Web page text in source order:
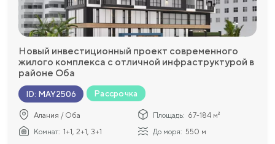
Новый инвестиционный проект современного
жилого комплекса с отличной инфраструктурой в
районе Оба
ID: MAY2506 Рассрочка
Алания / Оба Площадь: 67-184 м²
Комнат: 1+1, 2+1, 3+1 До моря: 550 м